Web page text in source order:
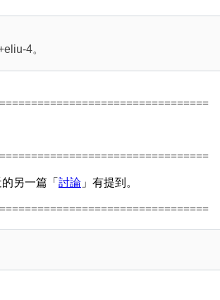
4。
另一篇「 討論 」有提到。